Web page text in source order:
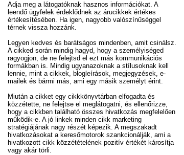
Adja meg a látogatóknak hasznos információkat. A
leendő ügyfelek érdeklődnek az árucikkek értékes
értékesítésében. Ha igen, nagyobb valószínűséggel
térnek vissza hozzánk.
Legyen kedves és barátságos mindenben, amit csinálsz.
A cikked során mindig hagyd, hogy a személyiséged
ragyogjon, de ne felejtsd el ezt más kommunikációs
formákban is. Mindig ugyanazoknak a stílusoknak kell
lennie, mint a cikkek, blogleírások, megjegyzések, e-
mailek és bármi más, ami egy másik személyt érint.
Miután a cikket egy cikkkönyvtárban elfogadta és
közzétette, ne felejtse el meglátogatni, és ellenőrizze,
hogy a cikkben található összes hivatkozás megfelelően
működik-e. A jó linkek minden cikk marketing
stratégiájának nagy részét képezik. A megszakadt
hivatkozásokat a keresőmotorok szankcionálják, ami a
hivatkozott cikk közzétételének pozitív értékét károsítja
vagy akár törli.